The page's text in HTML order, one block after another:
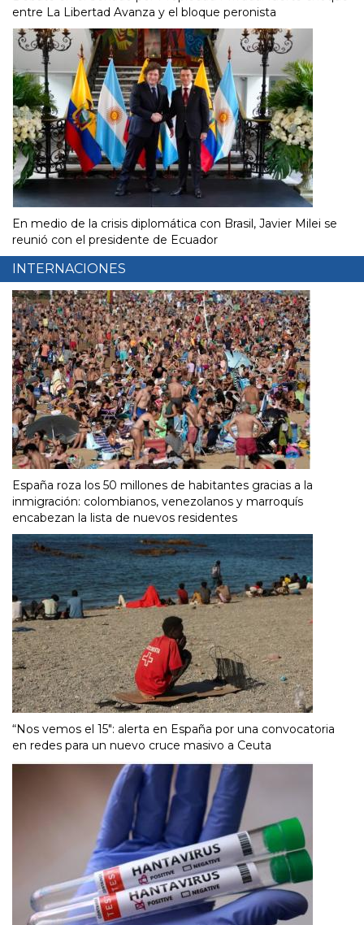
entre La Libertad Avanza y el bloque peronista
En medio de la crisis diplomática con Brasil, Javier Milei se
reunió con el presidente de Ecuador
INTERNACIONES
España roza los 50 millones de habitantes gracias a la
inmigración: colombianos, venezolanos y marroquís
encabezan la lista de nuevos residentes
“Nos vemos el 15″: alerta en España por una convocatoria
en redes para un nuevo cruce masivo a Ceuta